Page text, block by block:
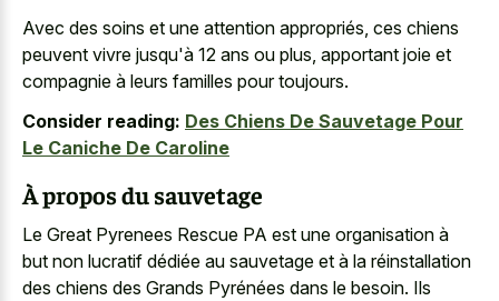
Avec des soins et une attention appropriés, ces chiens
peuvent vivre jusqu'à 12 ans ou plus, apportant joie et
compagnie à leurs familles pour toujours.
Consider reading: Des Chiens De Sauvetage Pour
Le Caniche De Caroline
À propos du sauvetage
Le Great Pyrenees Rescue PA est une organisation à
but non lucratif dédiée au sauvetage et à la réinstallation
des chiens des Grands Pyrénées dans le besoin. Ils